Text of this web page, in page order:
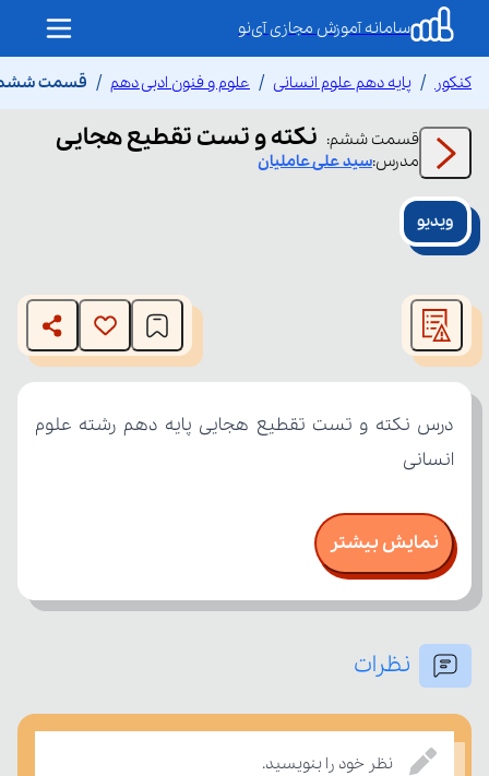
سامانه آموزش مجازی آی‌نو
کنکور پایه دهم علوم انسانی علوم و فنون ادبی دهم قسمت ششم
قسمت ششم: نکته و تست تقطیع هجایی
مدرس:سید علیعاملیان
ویدیو
modal
window.
The media could not be loaded, either because the server
or network failed or because the format is not supported.
انسانی
نمایش بیشتر
نظرات
نظر خود را بنویسید.